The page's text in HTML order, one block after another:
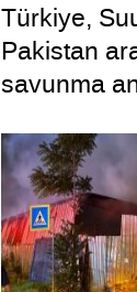
Türkiye,
Pakistan
savunma